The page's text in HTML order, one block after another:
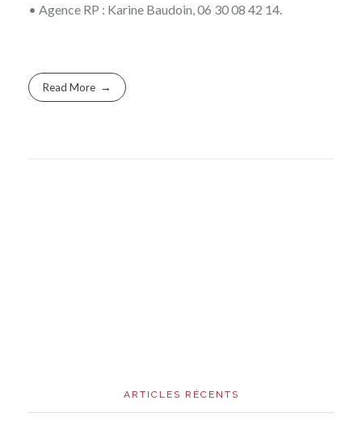
• Agence RP : Karine Baudoin, 06 30 08 42 14.
Read More
ARTICLES RÉCENTS